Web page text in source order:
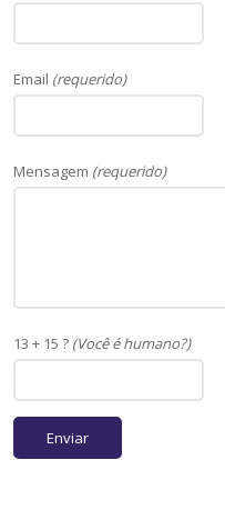
Email (requerido)
Mensagem (requerido)
13 + 15 ? (Você é humano?)